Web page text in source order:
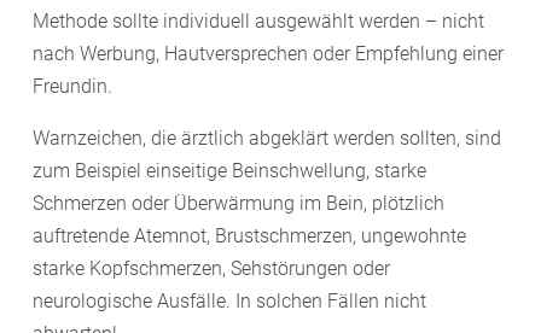
Methode sollte individuell ausgewählt werden – nicht
nach Werbung, Hautversprechen oder Empfehlung einer
Freundin.
Warnzeichen, die ärztlich abgeklärt werden sollten, sind
zum Beispiel einseitige Beinschwellung, starke
Schmerzen oder Überwärmung im Bein, plötzlich
auftretende Atemnot, Brustschmerzen, ungewohnte
starke Kopfschmerzen, Sehstörungen oder
neurologische Ausfälle. In solchen Fällen nicht